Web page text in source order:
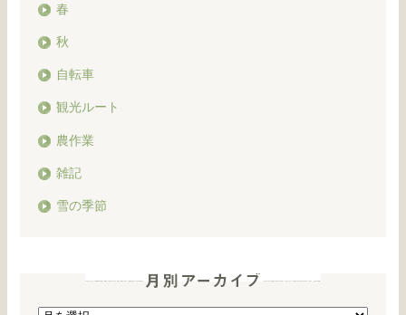
春
秋
自転車
観光ルート
農作業
雑記
雪の季節